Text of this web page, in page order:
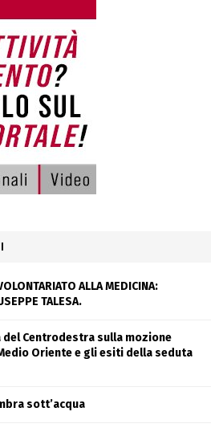
ALLA MEDICINA:
TALESA.
del Centrodestra sulla mozione
Oriente e gli esiti della seduta
sott’acqua